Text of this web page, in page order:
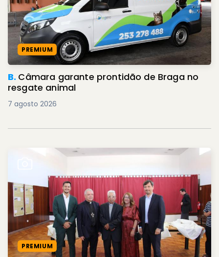
PREMIUM
B. Câmara garante prontidão de Braga no
resgate animal
7 agosto 2026
PREMIUM